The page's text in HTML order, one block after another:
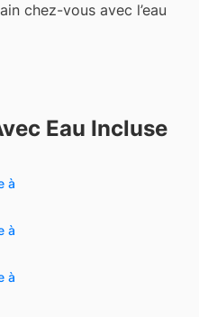
chez-vous avec l’eau
Eau Incluse
à
à
à